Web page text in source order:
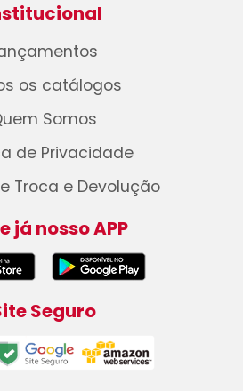
os catálogos
Somos
de Privacidade
Troca e Devolução
já nosso APP
Seguro